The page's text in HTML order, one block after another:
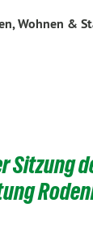
Wohnen &
Sitzung